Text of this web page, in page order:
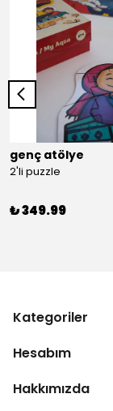
genç atölye
2'li puzzle
₺ 349.99
Kategoriler
Hesabım
Hakkımızda